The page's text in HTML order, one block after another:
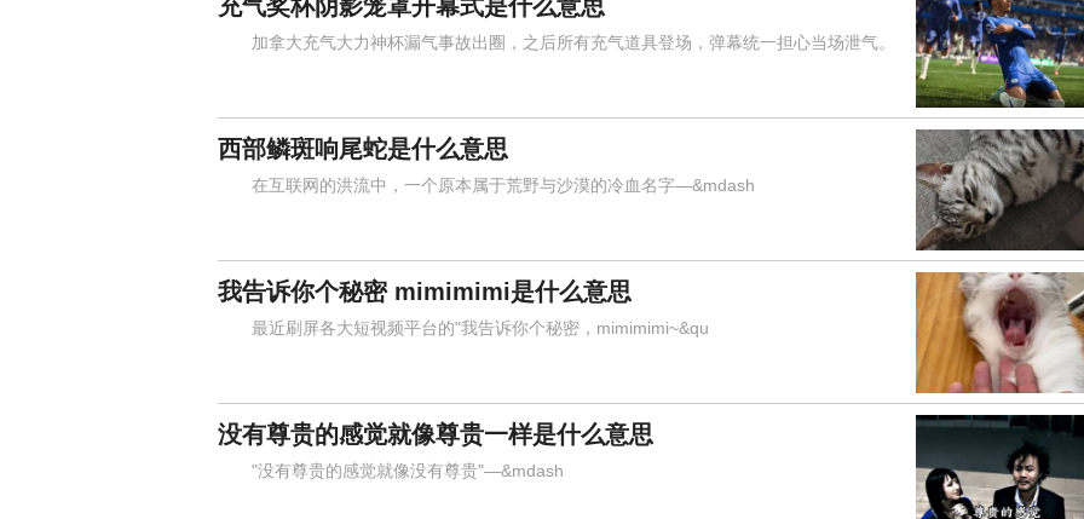
充气奖杯阴影笼罩开幕式是什么意思
加拿大充气大力神杯漏气事故出圈，之后所有充气道具登场，弹幕统一担心当场泄气。
西部鳞斑响尾蛇是什么意思
在互联网的洪流中，一个原本属于荒野与沙漠的冷血名字—&mdash
我告诉你个秘密 mimimimi是什么意思
最近刷屏各大短视频平台的"我告诉你个秘密，mimimimi~&qu
没有尊贵的感觉就像尊贵一样是什么意思
"没有尊贵的感觉就像没有尊贵"—&mdash